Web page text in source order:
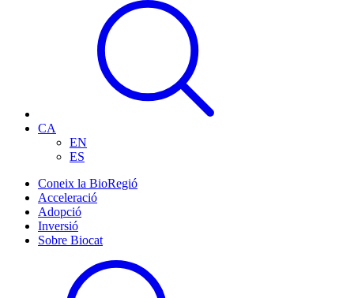
CA
EN
ES
Coneix la BioRegió
Acceleració
Adopció
Inversió
Sobre Biocat